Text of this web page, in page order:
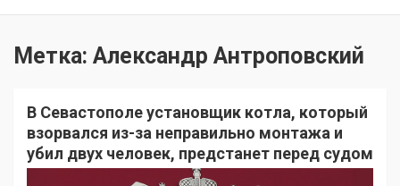
Метка: Александр Антроповский
В Севастополе установщик котла, который
взорвался из-за неправильно монтажа и
убил двух человек, предстанет перед судом